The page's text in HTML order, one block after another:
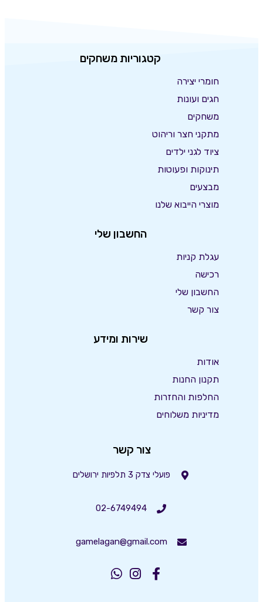
קטגוריות משחקים
חומרי יצירה
חגים ועונות
משחקים
מתקני חצר וריהוט
ציוד לגני ילדים
תינוקות ופעוטות
מבצעים
מוצרי הייבוא שלנו
החשבון שלי
עגלת קניות
רכישה
החשבון שלי
צור קשר
שירות ומידע
אודות
תקנון החנות
החלפות והחזרות
מדיניות משלוחים
צור קשר
פועלי צדק 3 תלפיות ירושלים
02-6749494
gamelagan@gmail.com